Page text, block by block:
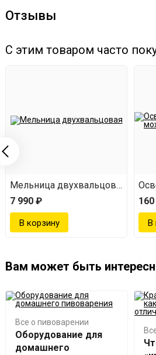
Отзывы
С этим товаром часто
Мельница двухвальцовая для
7 990 ₽
Вам может быть
Все о пивоварении
Оборудование для
домашнего